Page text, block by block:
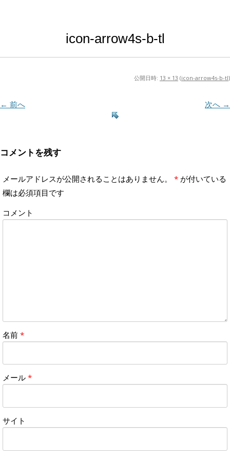
icon-arrow4s-b-tl
公開日時: 13 × 13 (icon-arrow4s-b-tl)
← 前へ 次へ →
コメントを残す
メールアドレスが公開されることはありません。 * が付いている
欄は必須項目です
コメント
名前 *
メール *
サイト